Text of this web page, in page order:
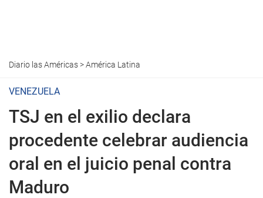
Diario las Américas>América Latina
VENEZUELA
TSJ en el exilio declara
procedente celebrar audiencia
oral en el juicio penal contra
Maduro